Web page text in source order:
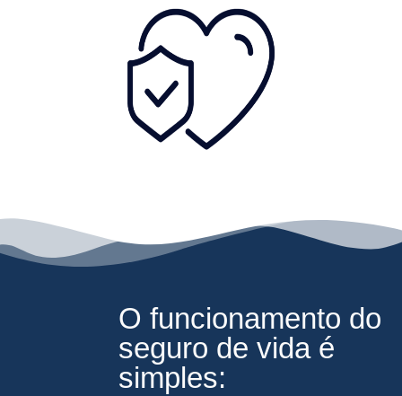
O funcionamento do
seguro de vida é
simples: